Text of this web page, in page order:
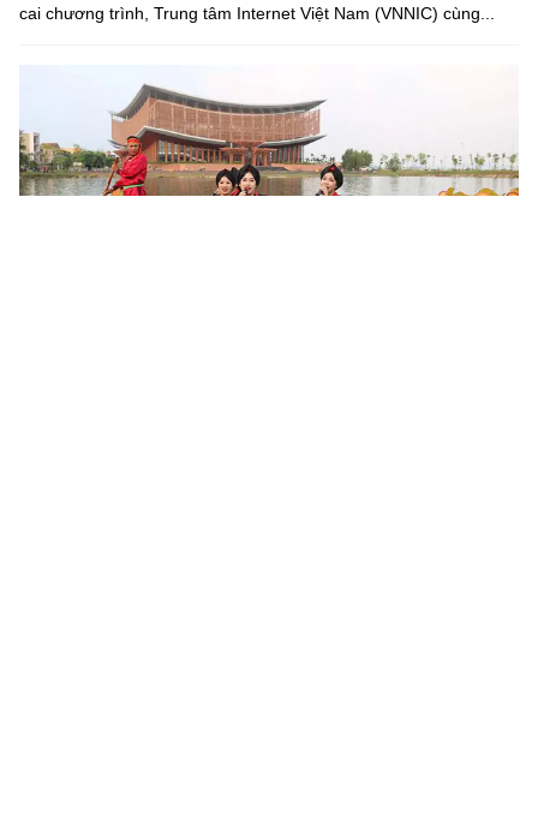
cai chương trình, Trung tâm Internet Việt Nam (VNNIC) cùng...